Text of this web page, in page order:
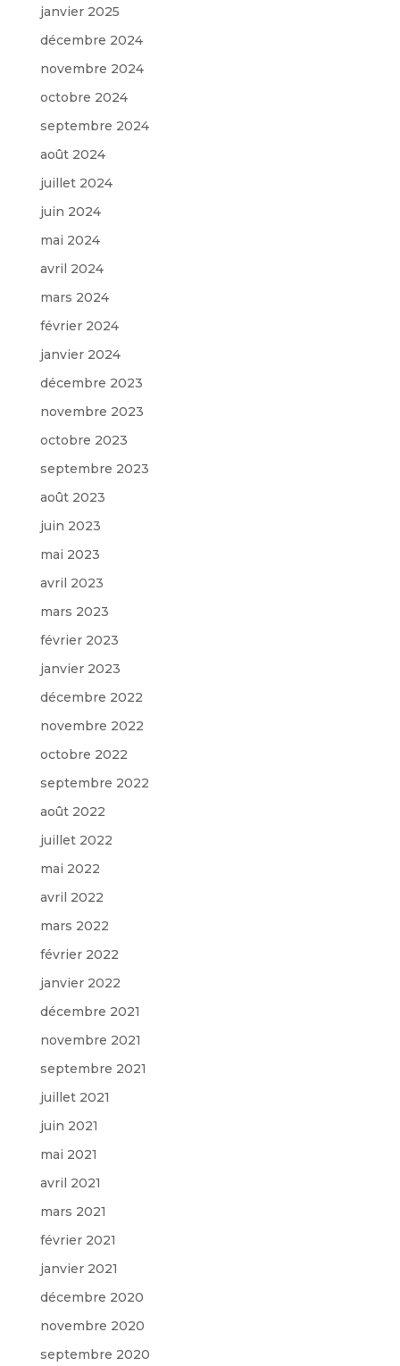
janvier 2025
décembre 2024
novembre 2024
octobre 2024
septembre 2024
août 2024
juillet 2024
juin 2024
mai 2024
avril 2024
mars 2024
février 2024
janvier 2024
décembre 2023
novembre 2023
octobre 2023
septembre 2023
août 2023
juin 2023
mai 2023
avril 2023
mars 2023
février 2023
janvier 2023
décembre 2022
novembre 2022
octobre 2022
septembre 2022
août 2022
juillet 2022
mai 2022
avril 2022
mars 2022
février 2022
janvier 2022
décembre 2021
novembre 2021
septembre 2021
juillet 2021
juin 2021
mai 2021
avril 2021
mars 2021
février 2021
janvier 2021
décembre 2020
novembre 2020
septembre 2020